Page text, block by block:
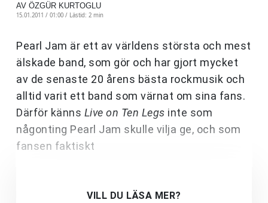
AV ÖZGÜR KURTOGLU
15.01.2011 / 01:00 / Lästid: 2 min
Pearl Jam är ett av världens största och mest
älskade band, som gör och har gjort mycket
av de senaste 20 årens bästa rockmusik och
alltid varit ett band som värnat om sina fans.
Därför känns Live on Ten Legs inte som
någonting Pearl Jam skulle vilja ge, och som
fansen faktiskt
VILL DU LÄSA MER?